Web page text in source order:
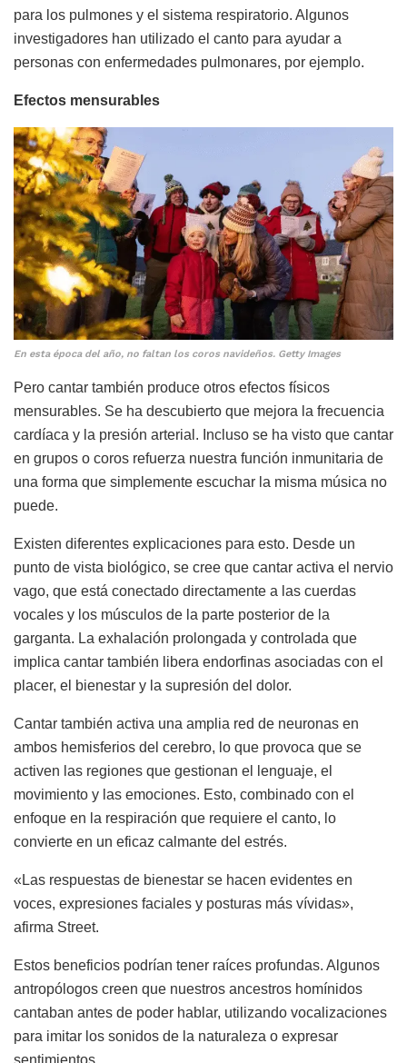
para los pulmones y el sistema respiratorio. Algunos
investigadores han utilizado el canto para ayudar a
personas con enfermedades pulmonares, por ejemplo.
Efectos mensurables
En esta época del año, no faltan los coros navideños. Getty Images
Pero cantar también produce otros efectos físicos
mensurables. Se ha descubierto que mejora la frecuencia
cardíaca y la presión arterial. Incluso se ha visto que cantar
en grupos o coros refuerza nuestra función inmunitaria de
una forma que simplemente escuchar la misma música no
puede.
Existen diferentes explicaciones para esto. Desde un
punto de vista biológico, se cree que cantar activa el nervio
vago, que está conectado directamente a las cuerdas
vocales y los músculos de la parte posterior de la
garganta. La exhalación prolongada y controlada que
implica cantar también libera endorfinas asociadas con el
placer, el bienestar y la supresión del dolor.
Cantar también activa una amplia red de neuronas en
ambos hemisferios del cerebro, lo que provoca que se
activen las regiones que gestionan el lenguaje, el
movimiento y las emociones. Esto, combinado con el
enfoque en la respiración que requiere el canto, lo
convierte en un eficaz calmante del estrés.
«Las respuestas de bienestar se hacen evidentes en
voces, expresiones faciales y posturas más vívidas»,
afirma Street.
Estos beneficios podrían tener raíces profundas. Algunos
antropólogos creen que nuestros ancestros homínidos
cantaban antes de poder hablar, utilizando vocalizaciones
para imitar los sonidos de la naturaleza o expresar